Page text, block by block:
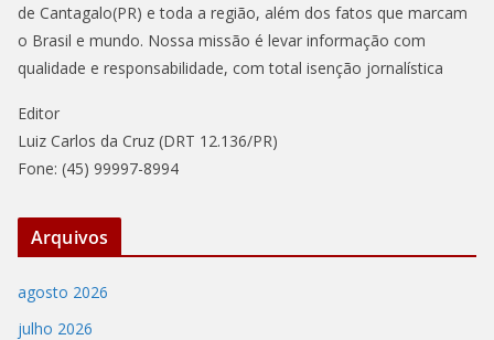
de Cantagalo(PR) e toda a região, além dos fatos que marcam
o Brasil e mundo. Nossa missão é levar informação com
qualidade e responsabilidade, com total isenção jornalística
Editor
Luiz Carlos da Cruz (DRT 12.136/PR)
Fone: (45) 99997-8994
Arquivos
agosto 2026
julho 2026